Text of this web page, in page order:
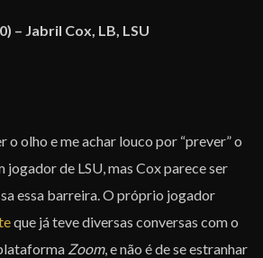
– Jabril Cox, LB, LSU
olho e me achar louco por “prever” o
jogador de LSU, mas Cox parece ser
essa barreira. O próprio jogador
que já teve diversas conversas com o
Zoom, e não é de se estranhar